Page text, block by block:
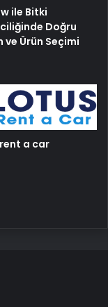
ile Bitki
Doğru
ve Ürün Seçimi
a car